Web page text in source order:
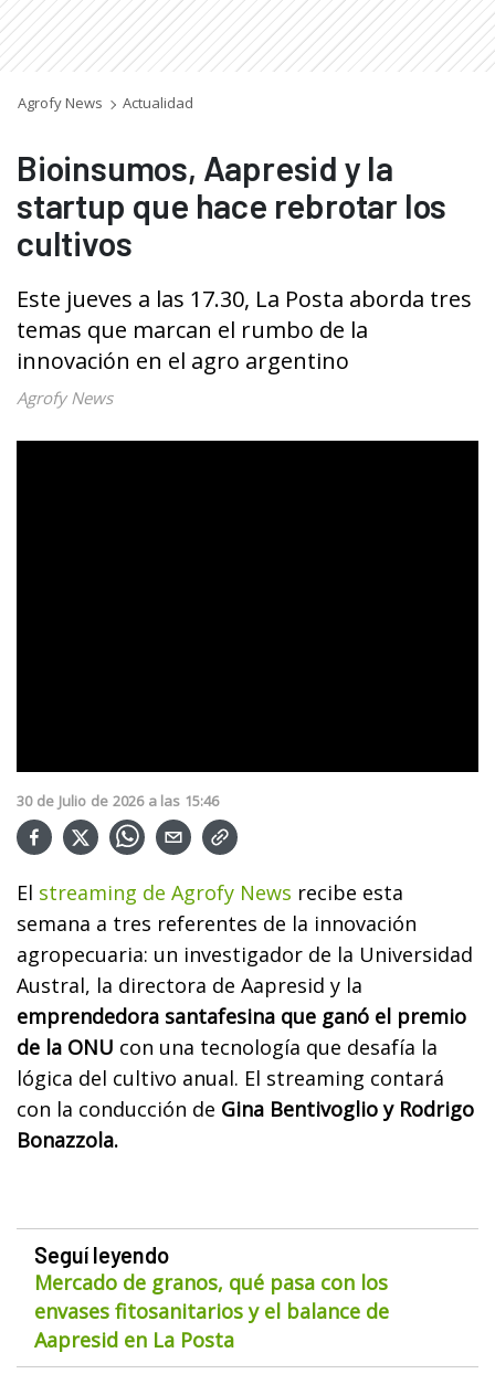
Agrofy News Actualidad
Bioinsumos, Aapresid y la
startup que hace rebrotar los
cultivos
Este jueves a las 17.30, La Posta aborda tres
temas que marcan el rumbo de la
innovación en el agro argentino
Agrofy News
30 de Julio de 2026 a las 15:46
El streaming de Agrofy News recibe esta
semana a tres referentes de la innovación
agropecuaria: un investigador de la Universidad
Austral, la directora de Aapresid y la
emprendedora santafesina que ganó el premio
de la ONU con una tecnología que desafía la
lógica del cultivo anual. El streaming contará
con la conducción de Gina Bentivoglio y Rodrigo
Bonazzola.
Seguí leyendo
Mercado de granos, qué pasa con los
envases fitosanitarios y el balance de
Aapresid en La Posta